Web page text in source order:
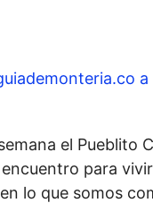
el Pueblito
para
lo que somos